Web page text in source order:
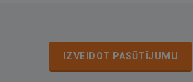
IZVEIDOT PASŪTĪJUMU